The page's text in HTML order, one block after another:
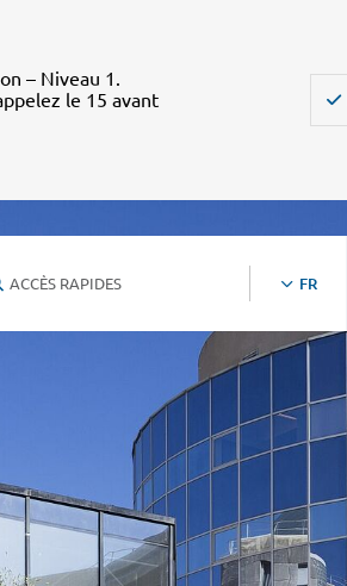
– Niveau 1.
le 15 avant
ACCÈS RAPIDES FR